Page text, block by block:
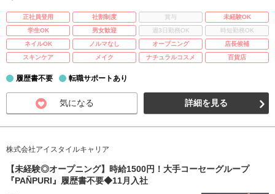
正社員登用 社割制度 賞与
未経験OK
学生OK
男女歓迎 週3日勤務OK
時短勤務OK
ネイルOK
ノルマなし オープニング
店長候補
スキンケア
メイク ナチュラルコスメ 百貨店
履歴書不要 転職サポートあり
気になる 詳細を見る
株式会社アイスタイルキャリア
【未経験◎オープニング】時給1500円！大手コーセーグループ
『PAÑPURI』履歴書不要◆11月入社